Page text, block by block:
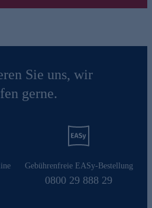
Sie uns, wir
gerne.
Gebührenfreie EASy-Bestellung
0800 29 888 29